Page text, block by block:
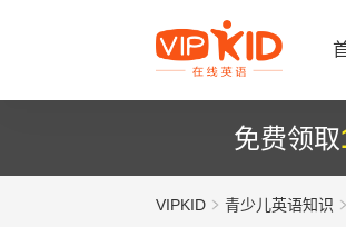
免费领取
VIPKID 青少儿英语知识